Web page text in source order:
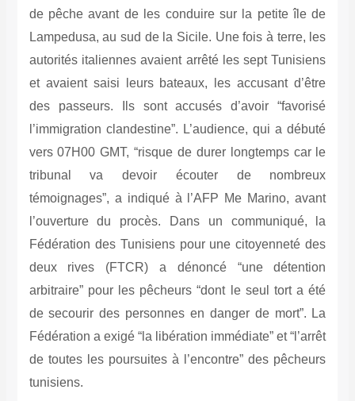
de pêche avant de les conduire sur la petite île de
Lampedusa, au sud de la Sicile. Une fois à terre, les
autorités italiennes avaient arrêté les sept Tunisiens
et avaient saisi leurs bateaux, les accusant d’être
des passeurs. Ils sont accusés d’avoir “favorisé
l’immigration clandestine”. L’audience, qui a débuté
vers 07H00 GMT, “risque de durer longtemps car le
tribunal va devoir écouter de nombreux
témoignages”, a indiqué à l’AFP Me Marino, avant
l’ouverture du procès. Dans un communiqué, la
Fédération des Tunisiens pour une citoyenneté des
deux rives (FTCR) a dénoncé “une détention
arbitraire” pour les pêcheurs “dont le seul tort a été
de secourir des personnes en danger de mort”. La
Fédération a exigé “la libération immédiate” et “l’arrêt
de toutes les poursuites à l’encontre” des pêcheurs
tunisiens.